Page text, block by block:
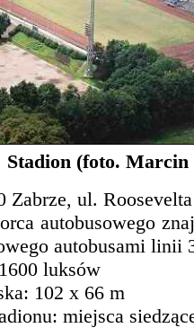
Stadion (foto. Marcin
Zabrze, ul.
autobusowego
autobusami linii
luksów
102 x 66 m
miejsca